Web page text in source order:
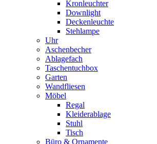
Kronleuchter
Downlight
Deckenleuchte
Stehlampe
Uhr
Aschenbecher
Ablagefach
Taschentuchbox
Garten
Wandfliesen
Möbel
Regal
Kleiderablage
Stuhl
Tisch
Büro & Ornamente